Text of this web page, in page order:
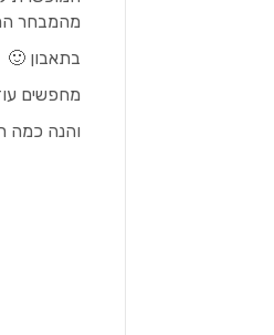
מהמבחר
בתאבון 🙂
מחפשים
והנה כמה